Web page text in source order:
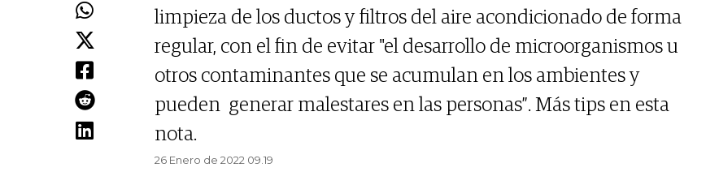
limpieza de los ductos y filtros del aire acondicionado de forma
regular, con el fin de evitar "el desarrollo de microorganismos u
otros contaminantes que se acumulan en los ambientes y
pueden generar malestares en las personas”. Más tips en esta
nota.
26 Enero de 2022 09.19